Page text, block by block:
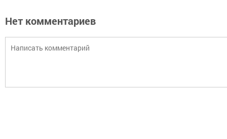
Нет комментариев